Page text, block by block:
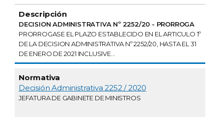
DECISION ADMINISTRATIVA Nº 2252/20 - PRORROGA
PRORROGASE EL PLAZO ESTABLECIDO EN EL ARTICULO 1º
DE LA DECISION ADMINISTRATIVA Nº 2252/20, HASTA EL 31
DE ENERO DE 2021 INCLUSIVE...
Decisión Administrativa 2252 / 2020
JEFATURA DE GABINETE DE MINISTROS